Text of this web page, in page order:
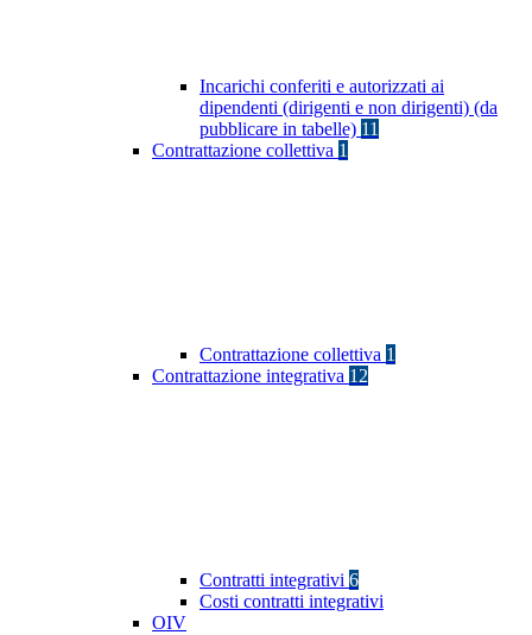
Incarichi conferiti e autorizzati ai
dipendenti (dirigenti e non dirigenti) (da
pubblicare in tabelle) 11
Contrattazione collettiva 1
Contrattazione collettiva 1
Contrattazione integrativa 12
Contratti integrativi 6
Costi contratti integrativi
OIV